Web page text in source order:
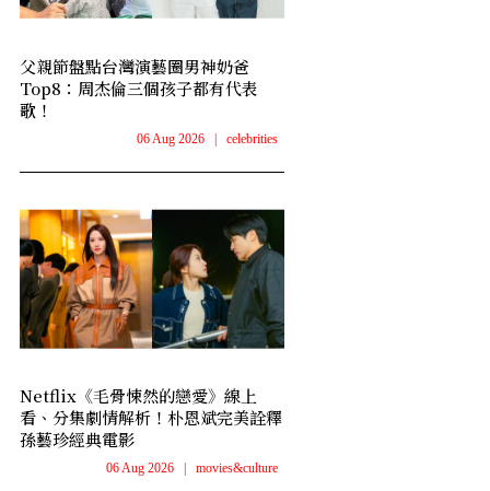
父親節盤點台灣演藝圈男神奶爸
Top8：周杰倫三個孩子都有代表
歌！
06 Aug 2026 celebrities
Netflix《毛骨悚然的戀愛》線上
看、分集劇情解析！朴恩斌完美詮釋
孫藝珍經典電影
06 Aug 2026 movies&culture